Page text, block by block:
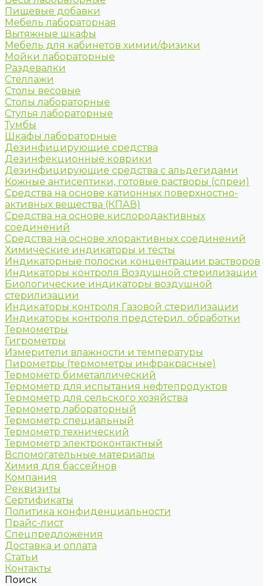
Пищевые добавки
Мебель лабораторная
Вытяжные шкафы
Мебель для кабинетов химии/физики
Мойки лабораторные
Раздевалки
Стеллажи
Столы весовые
Столы лабораторные
Стулья лабораторные
Тумбы
Шкафы лабораторные
Дезинфицирующие средства
Дезинфекционные коврики
Дезинфицирующие средства с альдегидами
Кожные антисептики, готовые растворы (спреи)
Средства на основе катионных поверхностно-
активных вещества (КПАВ)
Средства на основе кислородактивных
соединений
Средства на основе хлорактивных соединений
Химические индикаторы и тесты
Индикаторные полоски концентрации растворов
Индикаторы контроля Воздушной стерилизации
Биологические индикаторы воздушной
стерилизации
Индикаторы контроля Газовой стерилизации
Индикаторы контроля предстерил. обработки
Термометры
Гигрометры
Измерители влажности и температуры
Пирометры (термометры инфракрасные)
Термометр биметаллический
Термометр для испытания нефтепродуктов
Термометр для сельского хозяйства
Термометр лабораторный
Термометр специальный
Термометр технический
Термометр электроконтактный
Вспомогательные материалы
Химия для бассейнов
Компания
Реквизиты
Сертификаты
Политика конфиденциальности
Прайс-лист
Спецпредложения
Доставка и оплата
Статьи
Контакты
Поиск